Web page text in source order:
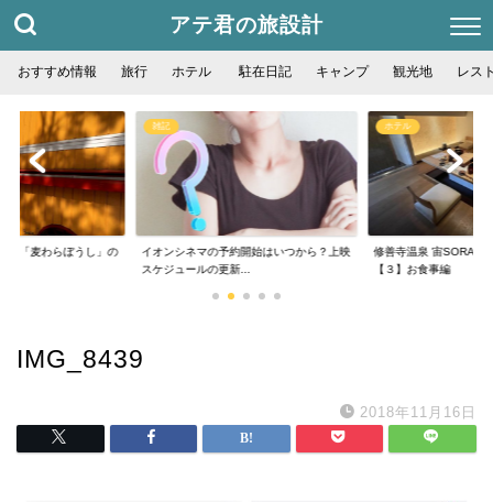
アテ君の旅設計
おすすめ情報 旅行 ホテル 駐在日記 キャンプ 観光地 レス
ェ「麦わらぼうし」の
雑記
イオンシネマの予約開始はいつから？上映
スケジュールの更新...
ホテル
修善寺温泉 宙SORA 渡
【３】お食事編
IMG_8439
2018年11月16日